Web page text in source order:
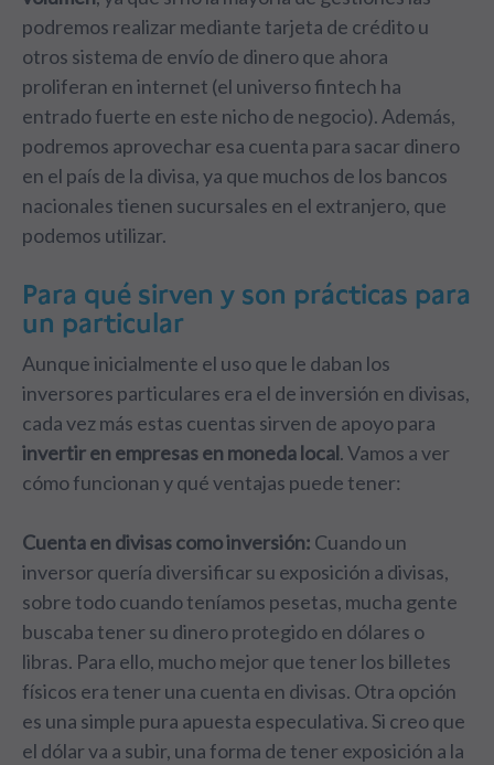
podremos realizar mediante tarjeta de crédito u
otros sistema de envío de dinero que ahora
proliferan en internet (el universo fintech ha
entrado fuerte en este nicho de negocio). Además,
podremos aprovechar esa cuenta para sacar dinero
en el país de la divisa, ya que muchos de los bancos
nacionales tienen sucursales en el extranjero, que
podemos utilizar.
Para qué sirven y son prácticas para
un particular
Aunque inicialmente el uso que le daban los
inversores particulares era el de inversión en divisas,
cada vez más estas cuentas sirven de apoyo para
invertir en empresas en moneda local. Vamos a ver
cómo funcionan y qué ventajas puede tener:
Cuenta en divisas como inversión: Cuando un
inversor quería diversificar su exposición a divisas,
sobre todo cuando teníamos pesetas, mucha gente
buscaba tener su dinero protegido en dólares o
libras. Para ello, mucho mejor que tener los billetes
físicos era tener una cuenta en divisas. Otra opción
es una simple pura apuesta especulativa. Si creo que
el dólar va a subir, una forma de tener exposición a la